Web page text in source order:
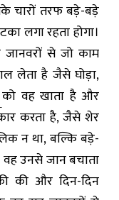
चारों तरफ बड़े-बड़े
लगा रहता होगा।
से जो काम
लेता है जैसे घोड़ा,
को वह खाता है और
करता है, जैसे शेर
न था, बल्कि बड़े-
उनसे जान बचाता
की और दिन-दिन